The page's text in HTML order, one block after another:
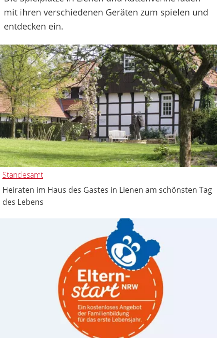
mit ihren verschiedenen Geräten zum spielen und
entdecken ein.
Standesamt
Heiraten im Haus des Gastes in Lienen am schönsten Tag
des Lebens